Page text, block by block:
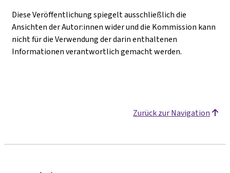
Diese Veröffentlichung spiegelt ausschließlich die
Ansichten der Autor:innen wider und die Kommission kann
nicht für die Verwendung der darin enthaltenen
Informationen verantwortlich gemacht werden.
Zurück zur Navigation